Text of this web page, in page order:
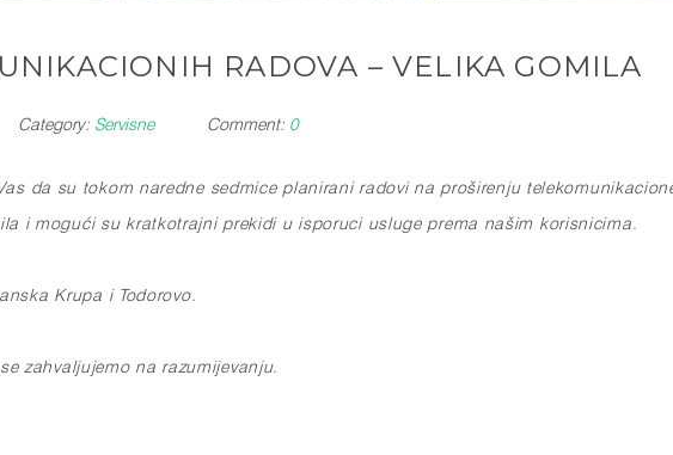
RADOVA – VELIKA GOMILA
Category: Servisne Comment: 0
da su tokom naredne sedmice planirani radovi na proširenju
i mogući su kratkotrajni prekidi u isporuci usluge prema našim korisnicima.
Krupa i Todorovo.
zahvaljujemo na razumijevanju.